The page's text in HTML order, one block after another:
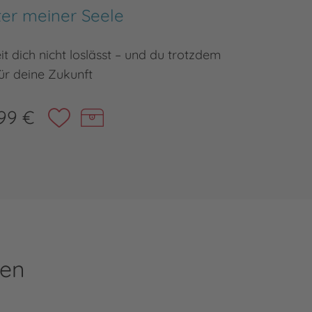
meiner Seele
dich nicht loslässt – und du trotzdem
deine Zukunft
€